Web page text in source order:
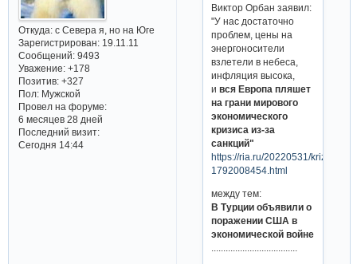
Откуда:с Севера я, но на Юге
Зарегистрирован: 19.11.11
Сообщений:9493
Уважение: +178
Позитив: +327
Пол:Мужской
Провел на форуме:
6 месяцев 28 дней
Последний визит:
Сегодня 14:44
Виктор Орбан заявил:
"У нас достаточно
проблем, цены на
энергоносители
взлетели в небеса,
инфляция высока,
и вся Европа пляшет
на грани мирового
экономического
кризиса из-за
санкций"
https://ria.ru/20220531/krizis-
1792008454.html
между тем:
В Турции объявили о
поражении США в
экономической войне